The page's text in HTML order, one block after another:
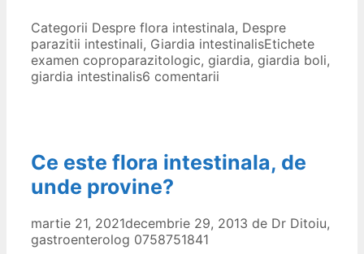
Categorii Despre flora intestinala, Despre
parazitii intestinali, Giardia intestinalisEtichete
examen coproparazitologic, giardia, giardia boli,
giardia intestinalis6 comentarii
Ce este flora intestinala, de
unde provine?
martie 21, 2021decembrie 29, 2013 de Dr Ditoiu,
gastroenterolog 0758751841